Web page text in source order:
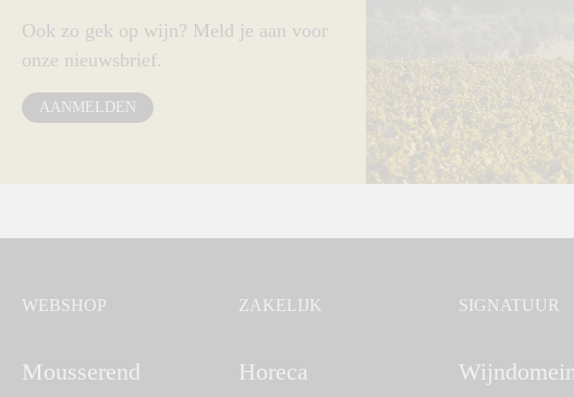
Ook zo gek op wijn? Meld je aan voor
onze nieuwsbrief.
AANMELDEN
WEBSHOP
Mousserend
ZAKELIJK
Horeca
SIGNATUUR